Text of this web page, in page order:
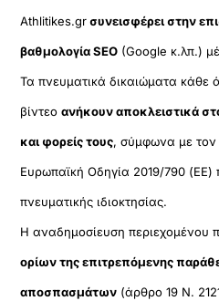
Athlitikes.grσυνεισφέρει στην
βαθμολογία SEO (Google κ.λπ.)
Τα πνευματικά δικαιώματα κάθε
βίντεοανήκουν αποκλειστικά
και φορείς τους, σύμφωνα με τον
Ευρωπαϊκή Οδηγία 2019/790 (ΕΕ)
πνευματικής ιδιοκτησίας.
Η αναδημοσίευση περιεχομένου
ορίων της επιτρεπόμενης
αποσπασμάτων (άρθρο 19 Ν.